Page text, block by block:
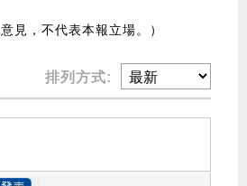
見，不代表本報立場。）
排列方式: